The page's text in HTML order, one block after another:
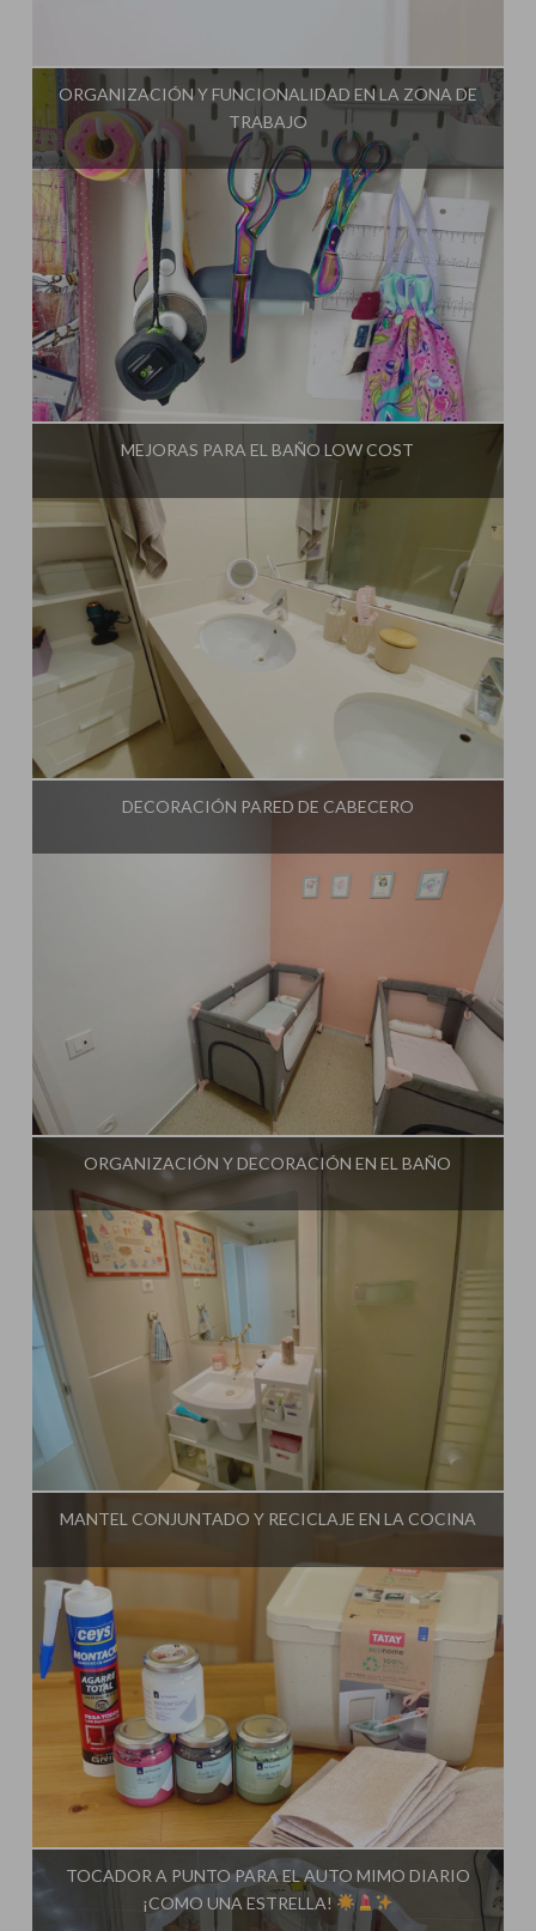
ORGANIZACIÓN Y FUNCIONALIDAD EN LA ZONA DE
TRABAJO
Influencer:
MEJORAS PARA EL BAÑO LOW COST
Influencer:
DECORACIÓN PARED DE CABECERO
Influencer:Mami Crafter
ORGANIZACIÓN Y DECORACIÓN EN EL BAÑO
Influencer: Mami Crafter
MANTEL CONJUNTADO Y RECICLAJE EN LA COCINA
Mami Crafter
TOCADOR A PUNTO PARA EL AUTO MIMO DIARIO
¡COMO UNA ESTRELLA!